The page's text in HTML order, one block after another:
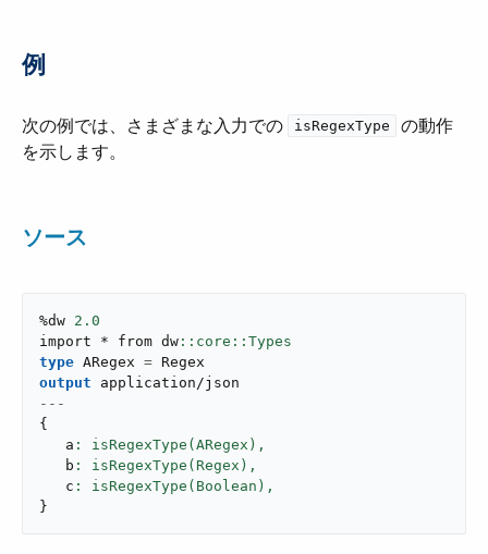
例
次の例では、さまざまな入力での ​ isRegexType
​ の動作
を示します。
ソース
%dw 2.0
import * from dw
type ARegex =
output
application/json
---
{
   a
: isRegexType(ARegex),
   b
: isRegexType(Regex),
   c
: isRegexType(Boolean),
}